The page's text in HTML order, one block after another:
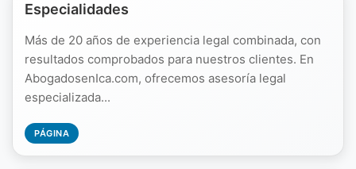
Especialidades
Más de 20 años de experiencia legal combinada, con
resultados comprobados para nuestros clientes. En
AbogadosenIca.com, ofrecemos asesoría legal
especializada...
PÁGINA